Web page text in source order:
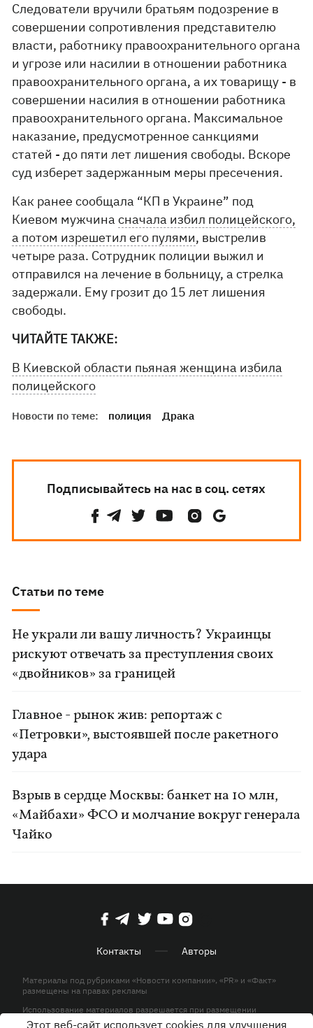
Следователи вручили братьям подозрение в
совершении сопротивления представителю
власти, работнику правоохранительного органа
и угрозе или насилии в отношении работника
правоохранительного органа, а их товарищу - в
совершении насилия в отношении работника
правоохранительного органа. Максимальное
наказание, предусмотренное санкциями
статей - до пяти лет лишения свободы. Вскоре
суд изберет задержанным меры пресечения.
Как ранее сообщала “КП в Украине” под
Киевом мужчинасначала избил полицейского,
а потом изрешетил его пулями, выстрелив
четыре раза. Сотрудник полиции выжил и
отправился на лечение в больницу, а стрелка
задержали. Ему грозит до 15 лет лишения
свободы.
ЧИТАЙТЕ ТАКЖЕ:
В Киевской области пьяная женщина избила
полицейского
Новости по теме: полиция Драка
Подписывайтесь на нас в соц. сетях
Статьи по теме
Не украли ли вашу личность? Украинцы
рискуют отвечать за преступления своих
«двойников» за границей
Главное - рынок жив: репортаж с
«Петровки», выстоявшей после ракетного
удара
Взрыв в сердце Москвы: банкет на 10 млн,
«Майбахи» ФСО и молчание вокруг генерала
Чайко
Контакты Авторы
Материалы под рубриками «Новости компании», «PR» и «Факт»
размещены на правах рекламы
Использование материалов разрешается при размещении
активной гиперссылки на KP.UA в первом абзаце.
Этот веб-сайт использует cookies для улучшения